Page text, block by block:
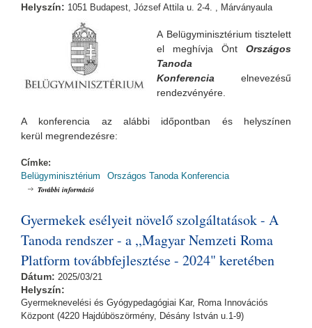
Helyszín: 1051 Budapest, József Attila u. 2-4. , Márványaula
A Belügyminisztérium tisztelett
el meghívja Önt Országos
Tanoda
Konferencia elnevezésű
rendezvényére.
A konferencia az alábbi időpontban és helyszínen
kerül megrendezésre:
Címke:
Belügyminisztérium
Országos Tanoda Konferencia
További információ
Gyermekek esélyeit növelő szolgáltatások - A
Tanoda rendszer - a ,,Magyar Nemzeti Roma
Platform továbbfejlesztése - 2024" keretében
Dátum: 2025/03/21
Helyszín:
Gyermeknevelési és Gyógypedagógiai Kar, Roma Innovációs
Központ (4220 Hajdúböszörmény, Désány István u.1-9)